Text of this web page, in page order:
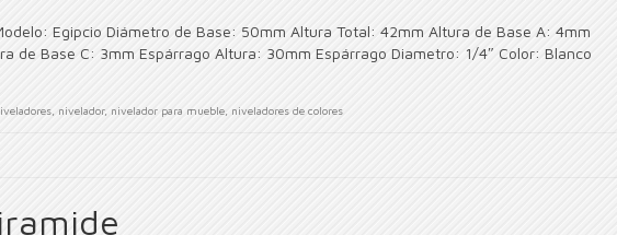
Egipcio Diámetro de Base: 50mm Altura Total: 42mm Altura de Base A: 4mm
de Base C: 3mm Espárrago Altura: 30mm Espárrago Diametro: 1/4″ Color: Blanco
nivelador, nivelador para mueble niveladores de colores